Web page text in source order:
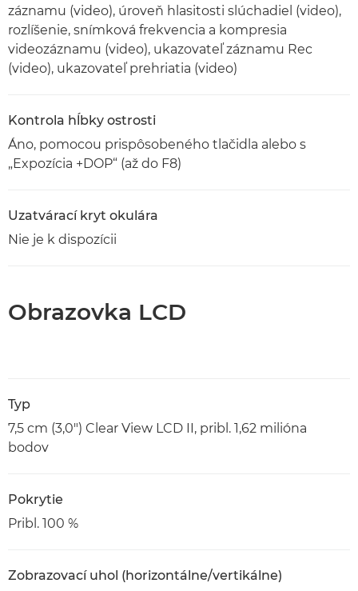
záznamu (video), úroveň hlasitosti slúchadiel (video),
rozlíšenie, snímková frekvencia a kompresia
videozáznamu (video), ukazovateľ záznamu Rec
(video), ukazovateľ prehriatia (video)
Kontrola hĺbky ostrosti
Áno, pomocou prispôsobeného tlačidla alebo s
„Expozícia +DOP“ (až do F8)
Uzatvárací kryt okulára
Nie je k dispozícii
Obrazovka LCD
Typ
7,5 cm (3,0") Clear View LCD II, pribl. 1,62 milióna
bodov
Pokrytie
Pribl. 100 %
Zobrazovací uhol (horizontálne/vertikálne)